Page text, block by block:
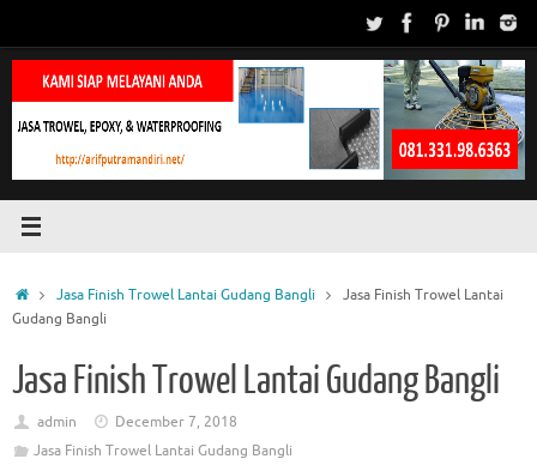
content
HomeJasa Finish Trowel Lantai Gudang Bangli
Jasa Finish Trowel Lantai
Gudang Bangli
Jasa Finish Trowel Lantai Gudang Bangli
admin
December 7, 2018
Jasa Finish Trowel Lantai Gudang Bangli